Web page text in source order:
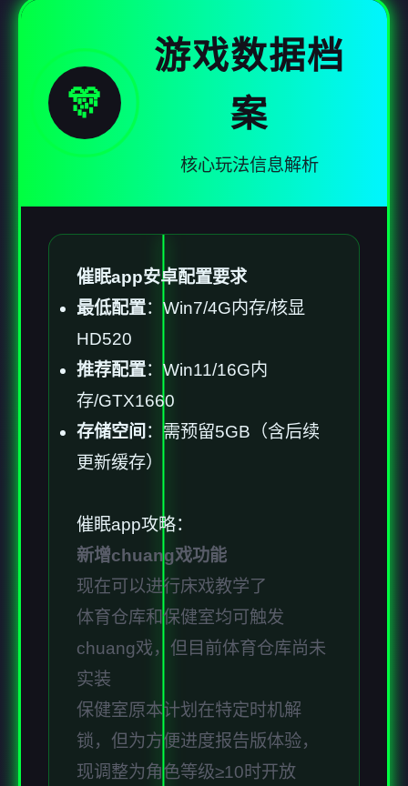
🎊
游戏数据档
案
核心玩法信息解析
催眠app安卓配置要求
​最低配置​​：Win7/4G内存/核显
HD520
​推荐配置​​：Win11/16G内
存/GTX1660
​存储空间​ ​：需预留5GB（含后续
更新缓存）
催眠app攻略：
新增chuang戏功能
现在可以进行床戏教学了
体育仓库和保健室均可触发
chuang戏，但目前体育仓库尚未
实装
保健室原本计划在特定时机解
锁，但为方便进度报告版体验，
现调整为角色等级≥10时开放